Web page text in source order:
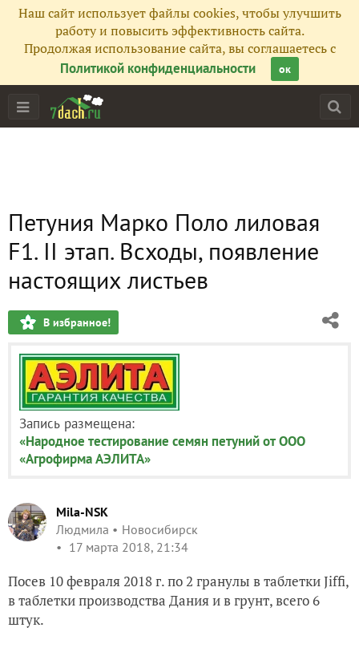
Наш сайт использует файлы cookies, чтобы улучшить
работу и повысить эффективность сайта.
Продолжая использование сайта, вы соглашаетесь с
Политикой конфиденциальности
ок
Петуния Марко Поло лиловая
F1. II этап. Всходы, появление
настоящих листьев
В избранное!
Запись размещена:
«Народное тестирование семян петуний от ООО
«Агрофирма АЭЛИТА»
Mila-NSK
Людмила
Новосибирск
17 марта 2018, 21:34
Посев 10 февраля 2018 г. по 2 гранулы в таблетки Jiffi,
в таблетки производства Дания и в грунт, всего 6
штук.